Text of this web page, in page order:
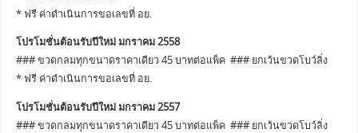
* ฟรี ค่าดำเนินการขอเลขที่ อย.
โปรโมชั่นต้อนรับปีใหม่ มกราคม 2558
### ขวดกลมทุกขนาดราคาเดียว 45 บาทต่อแพ็ค ### ยกเว้นขวดโบว์ลิ่ง
* ฟรี ค่าดำเนินการขอเลขที่ อย.
โปรโมชั่นต้อนรับปีใหม่ มกราคม 2557
### ขวดกลมทุกขนาดราคาเดียว 45 บาทต่อแพ็ค ### ยกเว้นขวดโบว์ลิ่ง